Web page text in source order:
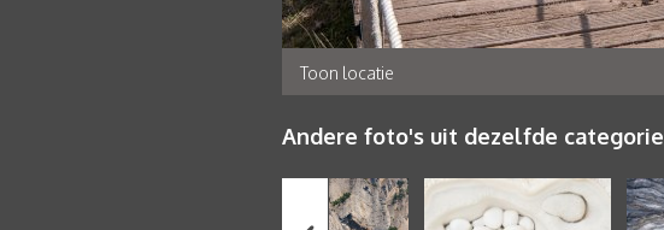
Toon locatie
Andere foto's uit dezelfde categorie